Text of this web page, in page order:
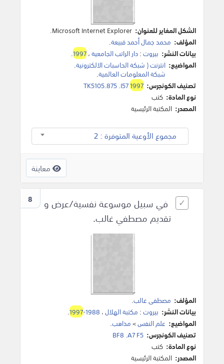
الشكل المغاير للعنوان: Microsoft Internet Explorer.
المؤلف: محمد جمال أحمد قبيعة.
بيانات النشر: بيروت:دار الراتب الجامعية،1997
.
المواضيع: انترنت ( شبكة الحاسبات الالكترونية.
شبكة المعلومات العالمية.
تصنيف الكونجرس:
TK5105.875 .I571997
نوع المادة: كتب
المصدر: المكتبة الرئيسية
مجموع الأوعية المتوفرة : 2
معاينة
8
في سبيل موسوعة نفسية/عرض و
تقديم مصطفي غالب.
المؤلف: مصطفى غالب.
بيانات النشر: بيروت: مكتبة الهلال، 1988-
1997
.
المواضيع: علم النفس>مذاهب.
تصنيف الكونجرس: BF8 .A7 F5
نوع المادة: كتب
المصدر: المكتبة الرئيسية